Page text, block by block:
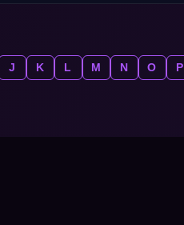
J K L M N O P